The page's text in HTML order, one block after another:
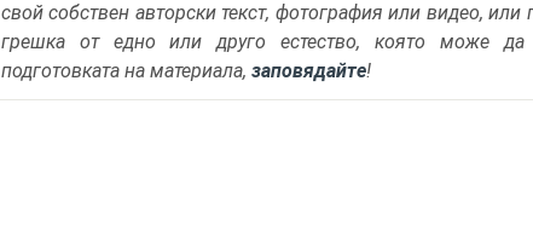
свой собствен авторски текст, фотография или видео, или
грешка от едно или друго естество, която може
подготовката на материала, заповядайте!